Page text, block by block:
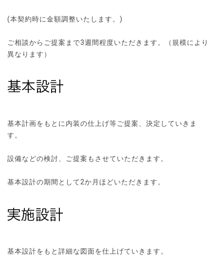
(本契約時に金額調整いたします。)
ご相談からご提案まで3週間程度いただきます。（規模により
異なります）
基本計画をもとに内装の仕上げ等ご提案、決定していきま
す。
設備などの検討、ご提案もさせていただきます。
基本設計の期間として2か月ほどいただきます。
基本設計をもと詳細な図面を仕上げていきます。